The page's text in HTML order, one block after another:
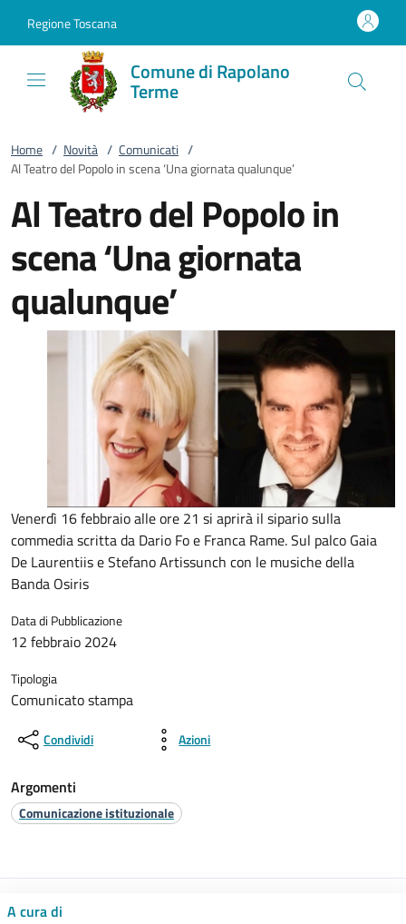
Regione Toscana
Comune di Rapolano
Terme
Home / Novità / Comunicati /
Al Teatro del Popolo in scena ‘Una giornata qualunque’
Al Teatro del Popolo in
scena ‘Una giornata
qualunque’
Venerdì 16 febbraio alle ore 21 si aprirà il sipario sulla
commedia scritta da Dario Fo e Franca Rame. Sul palco Gaia
De Laurentiis e Stefano Artissunch con le musiche della
Banda Osiris
Data di Pubblicazione
12 febbraio 2024
Tipologia
Comunicato stampa
Condividi Azioni
Argomenti
Comunicazione istituzionale
A cura di